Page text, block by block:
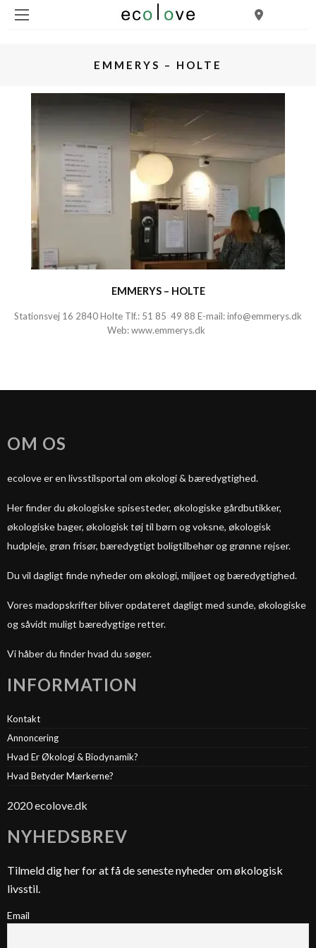
EMMERYS – HOLTE
EMMERYS – HOLTE
Stationsvej 16 2840 Holte Tlf.: 51 85 49 88 E-mail:info@emmerys.dk
Web:www.emmerys.dk
OM OS
ecolove er en livsstilsportal om økologi & bæredygtighed.
Her finder du økologiske spisesteder, økologiske gårdbutikker,
økologiske bager, økologisk tøj til børn og voksne, økologisk
hudpleje, grøn frisør, bæredygtigt boligtilbehør og grønne rejser.
Du vil dagligt finde nyheder om økologi, miljøet og bæredygtighed.
Vores madopskrifter bliver opdateret dagligt med sunde, økologiske
og såvidt muligt bæredygtige retter.
Vi håber du finder hvad du søger.
INFORMATION
Kontakt
Annoncering
Hvad Er Økologi & Biodynamik?
Hvad Betyder Mærkerne?
2020 ecolove.dk
NYHEDSBREV
Tilmeld dig her for at få de seneste nyheder om økologisk
livsstil.
Email